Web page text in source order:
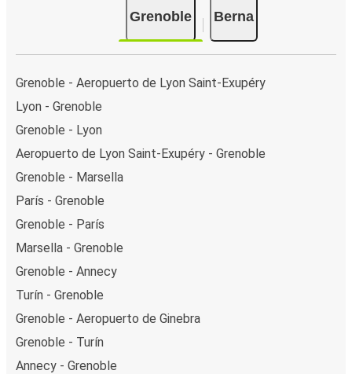
Grenoble Berna
Grenoble - Aeropuerto de Lyon Saint-Exupéry
Lyon - Grenoble
Grenoble - Lyon
Aeropuerto de Lyon Saint-Exupéry - Grenoble
Grenoble - Marsella
París - Grenoble
Grenoble - París
Marsella - Grenoble
Grenoble - Annecy
Turín - Grenoble
Grenoble - Aeropuerto de Ginebra
Grenoble - Turín
Annecy - Grenoble